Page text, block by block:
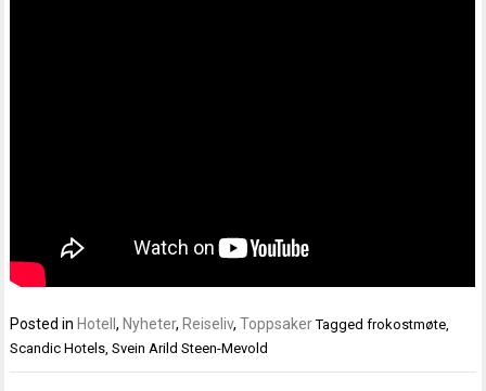
Posted in Hotell, Nyheter, Reiseliv,Toppsaker Taggedfrokostmøte,
Scandic Hotels,Svein Arild Steen-Mevold